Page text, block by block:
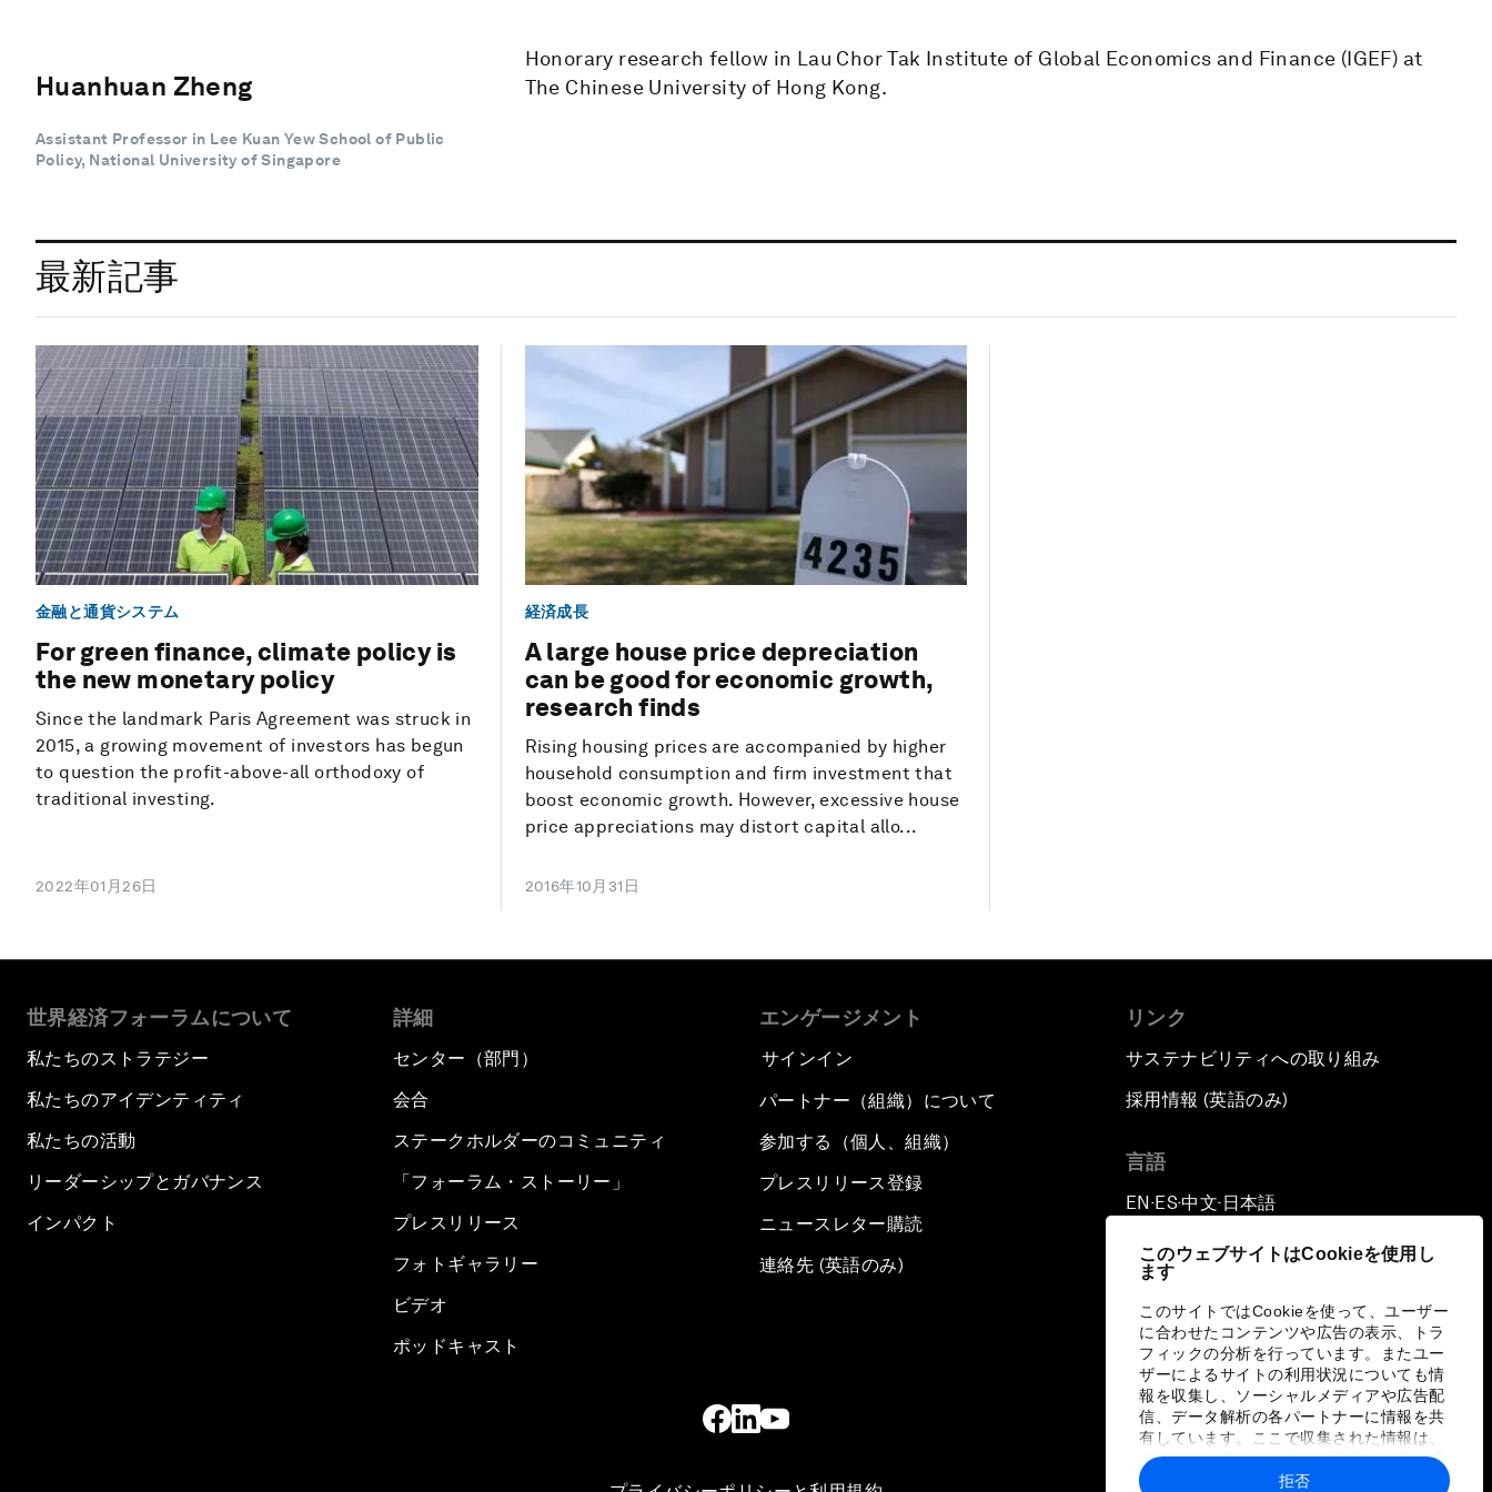
このウェブサイトはCookieを使用し
ます
このサイトではCookieを使って、ユーザー
に合わせたコンテンツや広告の表示、トラ
フィックの分析を行っています。またユー
ザーによるサイトの利用状況についても情
報を収集し、ソーシャルメディアや広告配
信、データ解析の各パートナーに情報を共
有しています。ここで収集された情報は、
ユーザーが各パートナーに提供した他の情
報や各パートナーのサービスを使用した際
拒否
Huanhuan Zheng
Assistant Professor in Lee Kuan Yew School of Public
Policy, National University of Singapore
Honorary research fellow in Lau Chor Tak Institute of Global Economics and Finance (IGEF) at
The Chinese University of Hong Kong.
最新記事
金融と通貨システム
For green finance, climate policy is
the new monetary policy
Since the landmark Paris Agreement was struck in
2015, a growing movement of investors has begun
to question the profit-above-all orthodoxy of
traditional investing.
2022年01月26日
経済成長
A large house price depreciation
can be good for economic growth,
research finds
Rising housing prices are accompanied by higher
household consumption and firm investment that
boost economic growth. However, excessive house
price appreciations may distort capital allo...
2016年10月31日
世界経済フォーラムについて
私たちのストラテジー
私たちのアイデンティティ
私たちの活動
リーダーシップとガバナンス
インパクト
詳細
センター（部門）
会合
ステークホルダーのコミュニティ
「フォーラム・ストーリー」
プレスリリース
フォトギャラリー
ビデオ
ポッドキャスト
エンゲージメント
サインイン
パートナー（組織）について
参加する（個人、組織）
プレスリリース登録
ニュースレター購読
連絡先 (英語のみ)
リンク
サステナビリティへの取り組み
採用情報 (英語のみ)
言語
EN ▪ ES▪中文▪ 日本語